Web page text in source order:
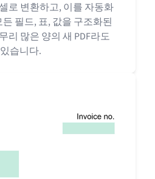
로 변환하고, 이를 자동화
필드, 표, 값을 구조화된
리 많은 양의 새 PDF라도
습니다.